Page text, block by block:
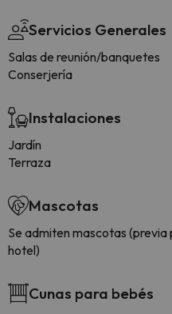
Servicios Generales
Salas de reunión/banquetes
Conserjería
Instalaciones
Jardín
Terraza
Mascotas
Se admiten mascotas
hotel)
Cunas para bebés